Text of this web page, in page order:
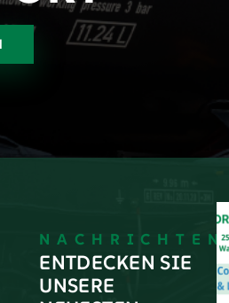
NACHRICHTEN
ENTDECKEN SIE
UNSERE